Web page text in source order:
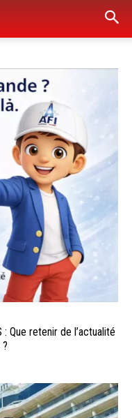
: Que retenir de l’actualité